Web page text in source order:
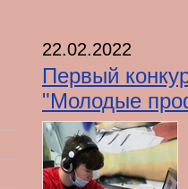
22.02.2022
Первый
"Молодые